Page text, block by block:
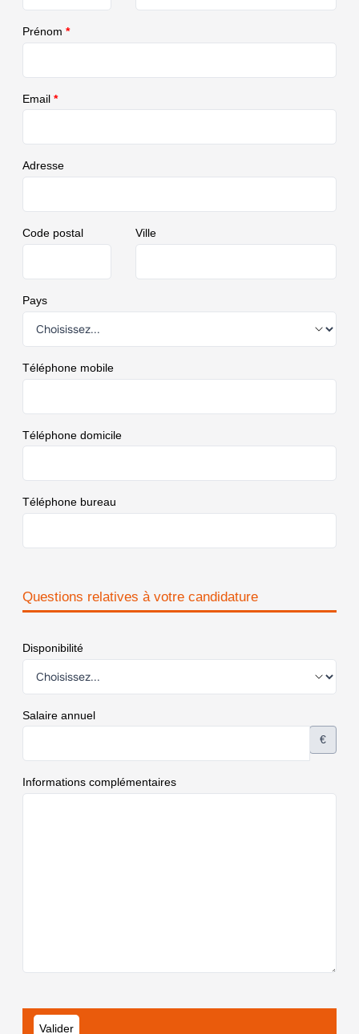
Prénom *
Email *
Adresse
Code postal Ville
Pays
Téléphone mobile
Téléphone domicile
Téléphone bureau
Questions relatives à votre candidature
Disponibilité
Salaire annuel
€
Informations complémentaires